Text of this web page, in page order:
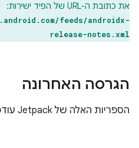
את כתובת ה-URL של הפיד ישירות:
feeds/androidx-
release-notes.xml
הגרסה האחרונה
הספריות האלה של Jetpack עודכנו לאחרונה.